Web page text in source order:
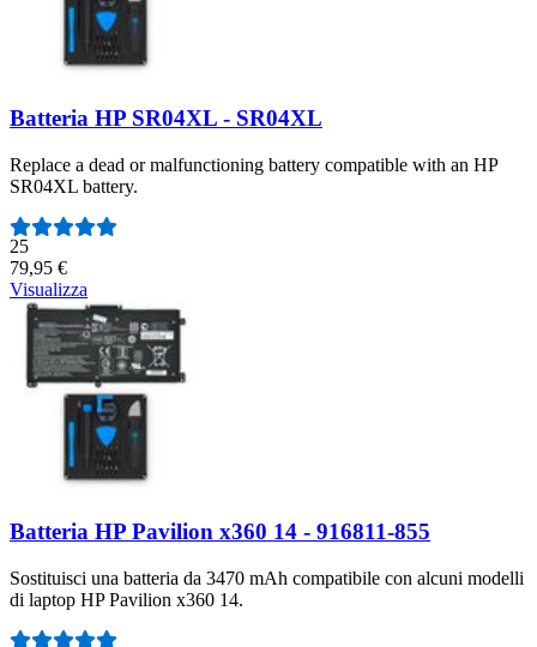
Batteria HP SR04XL - SR04XL
Replace a dead or malfunctioning battery compatible with an HP
SR04XL battery.
Numero di recensioni:
25
79,95 €
Visualizza
Batteria HP Pavilion x360 14 - 916811-855
Sostituisci una batteria da 3470 mAh compatibile con alcuni modelli
di laptop HP Pavilion x360 14.